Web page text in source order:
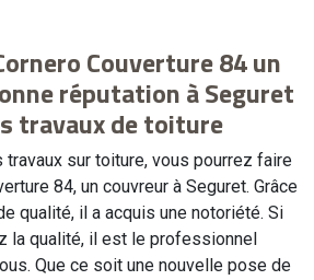
Couverture 84 un
réputation à Seguret
travaux de toiture
travaux sur toiture, vous pourrez faire
84, un couvreur à Seguret. Grâce
qualité, il a acquis une notoriété. Si
la qualité, il est le professionnel
Que ce soit une nouvelle pose de